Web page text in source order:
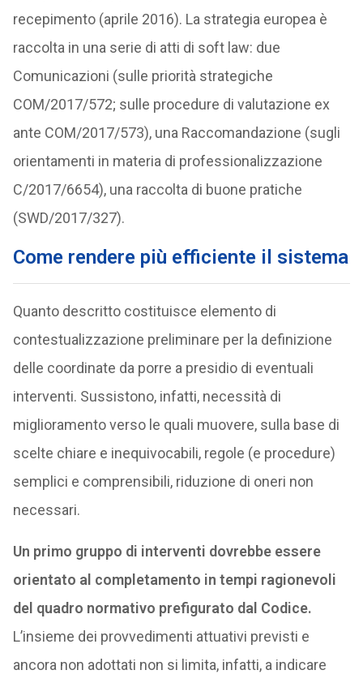
recepimento (aprile 2016). La strategia europea è
raccolta in una serie di atti di soft law: due
Comunicazioni (sulle priorità strategiche
COM/2017/572; sulle procedure di valutazione ex
ante COM/2017/573), una Raccomandazione (sugli
orientamenti in materia di professionalizzazione
C/2017/6654), una raccolta di buone pratiche
(SWD/2017/327).
Come rendere più efficiente il sistema
Quanto descritto costituisce elemento di
contestualizzazione preliminare per la definizione
delle coordinate da porre a presidio di eventuali
interventi. Sussistono, infatti, necessità di
miglioramento verso le quali muovere, sulla base di
scelte chiare e inequivocabili, regole (e procedure)
semplici e comprensibili, riduzione di oneri non
necessari.
Un primo gruppo di interventi dovrebbe essere
orientato al completamento in tempi ragionevoli
del quadro normativo prefigurato dal Codice.
L’insieme dei provvedimenti attuativi previsti e
ancora non adottati non si limita, infatti, a indicare